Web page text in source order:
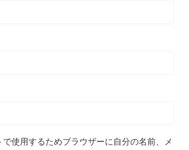
で使用するためブラウザーに自分の名前、メ